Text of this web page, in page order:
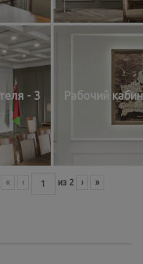
- 3 Рабочий
« ‹ из 2 › »